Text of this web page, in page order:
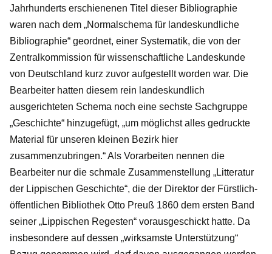
Jahrhunderts erschienenen Titel dieser Bibliographie
waren nach dem „Normalschema für landeskundliche
Bibliographie“ geordnet, einer Systematik, die von der
Zentralkommission für wissenschaftliche Landeskunde
von Deutschland kurz zuvor aufgestellt worden war. Die
Bearbeiter hatten diesem rein landeskundlich
ausgerichteten Schema noch eine sechste Sachgruppe
„Geschichte“ hinzugefügt, „um möglichst alles gedruckte
Material für unseren kleinen Bezirk hier
zusammenzubringen.“ Als Vorarbeiten nennen die
Bearbeiter nur die schmale Zusammenstellung „Litteratur
der Lippischen Geschichte“, die der Direktor der Fürstlich-
öffentlichen Bibliothek Otto Preuß 1860 dem ersten Band
seiner „Lippischen Regesten“ vorausgeschickt hatte. Da
insbesondere auf dessen „wirksamste Unterstützung“